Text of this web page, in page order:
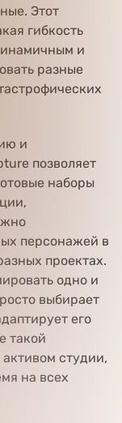
Этот
гибкость
и
разные
и
позволяет
наборы
персонажей в
проектах.
одно и
выбирает
его
такой
студии,
на всех